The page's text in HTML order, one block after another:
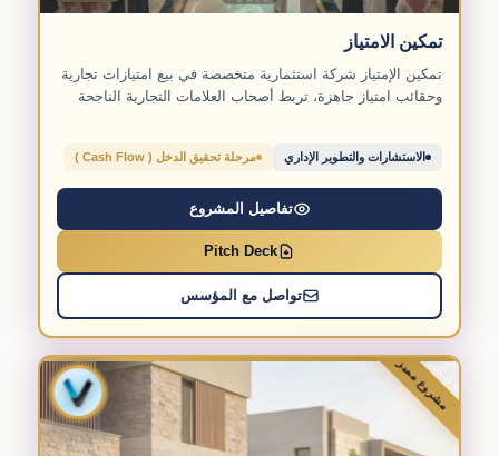
تمكين الامتياز
تمكين الإمتياز شركة استثمارية متخصصة في بيع امتيازات تجارية
وحقائب امتياز جاهزة، تربط أصحاب العلامات التجارية الناجحة
الاستشارات والتطوير الإداري مرحلة تحقيق الدخل ( Cash Flow )
تفاصيل المشروع
Pitch Deck
تواصل مع المؤسس
مشروع مميز